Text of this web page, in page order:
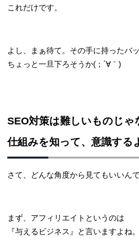
これだけです。
よし、まぁ待て。その手に持ったバ
ちょっと一旦下ろそうか(；´∀｀)
SEO対策は難しいものじゃ
仕組みを知って、意識する
さて、どんな角度から見てもいいん
まず、アフィリエイトというのは
『与えるビジネス』と言いますよね。